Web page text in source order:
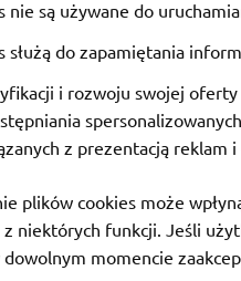
nie są używane do
służą do zapamiętania
i rozwoju swojej oferty
z prezentacją reklam
plików cookies może
niektórych funkcji. Jeśli
dowolnym momencie